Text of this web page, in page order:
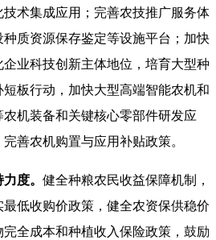
术集成应用；完善农技推广服务体
质资源保存鉴定等设施平台；加快
业科技创新主体地位，培育大型种
板行动，加快大型高端智能农机和
机装备和关键核心零部件研发应
善农机购置与应用补贴政策。
度。 健全种粮农民收益保障机制，
低收购价政策，健全农资保供稳价
全成本和种植收入保险政策，鼓励